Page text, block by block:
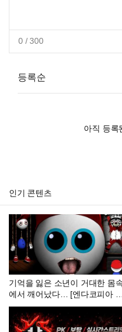
0/ 300
등록순
아직 등록
인기 콘텐츠
기억을 잃은 소년이 거대한 몸
에서 깨어났다… [엔다코피아 정
식]